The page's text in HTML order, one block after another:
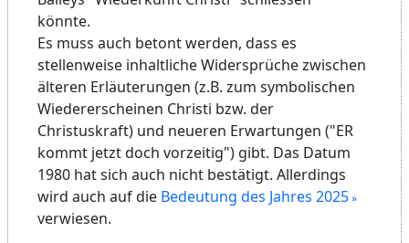
könnte.
Es muss auch betont werden, dass es
stellenweise inhaltliche Widersprüche zwischen
älteren Erläuterungen (z.B. zum symbolischen
Wiedererscheinen Christi bzw. der
Christuskraft) und neueren Erwartungen ("ER
kommt jetzt doch vorzeitig") gibt. Das Datum
1980 hat sich auch nicht bestätigt. Allerdings
wird auch auf die Bedeutung des Jahres 2025
verwiesen.